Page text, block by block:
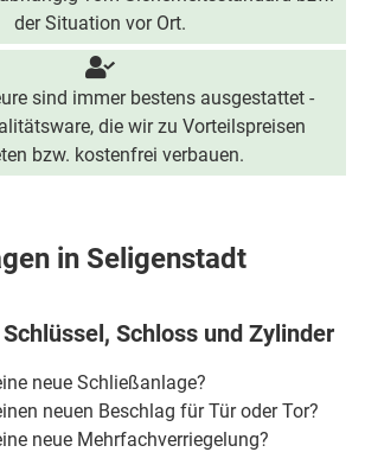
der Situation vor Ort.
sind immer bestens ausgestattet -
die wir zu Vorteilspreisen
bzw. kostenfrei verbauen.
in Seligenstadt
Schloss und Zylinder
neue Schließanlage?
neuen Beschlag für Tür oder Tor?
neue Mehrfachverriegelung?